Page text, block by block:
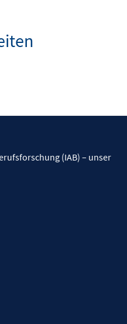
(IAB) – unser